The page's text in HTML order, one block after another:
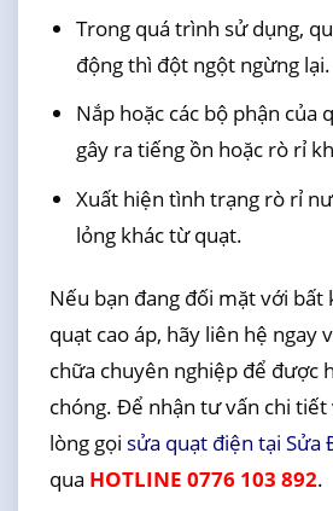
Trong quá trình sử dụng,
động thì đột ngột ngừng lại.
Nắp hoặc các bộ phận của
gây ra tiếng ồn hoặc rò rỉ
Xuất hiện tình trạng rò rỉ
lỏng khác từ quạt.
Nếu bạn đang đối mặt với bất
quạt cao áp, hãy liên hệ ngay
chữa chuyên nghiệp để được
chóng. Để nhận tư vấn chi tiết
lòng gọi sửa quạt điện tại Sửa
qua HOTLINE 0776 103 892.